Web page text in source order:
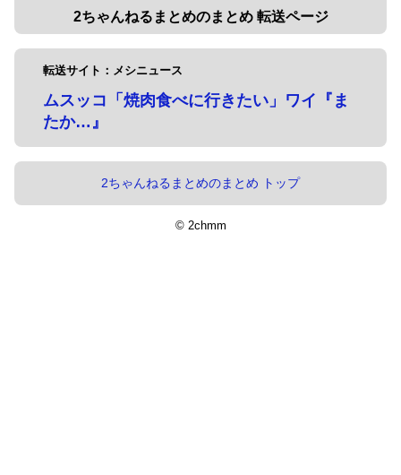
2ちゃんねるまとめのまとめ 転送ページ
転送サイト：メシニュース
ムスッコ「焼肉食べに行きたい」ワイ『ま
たか…』
2ちゃんねるまとめのまとめ トップ
© 2chmm